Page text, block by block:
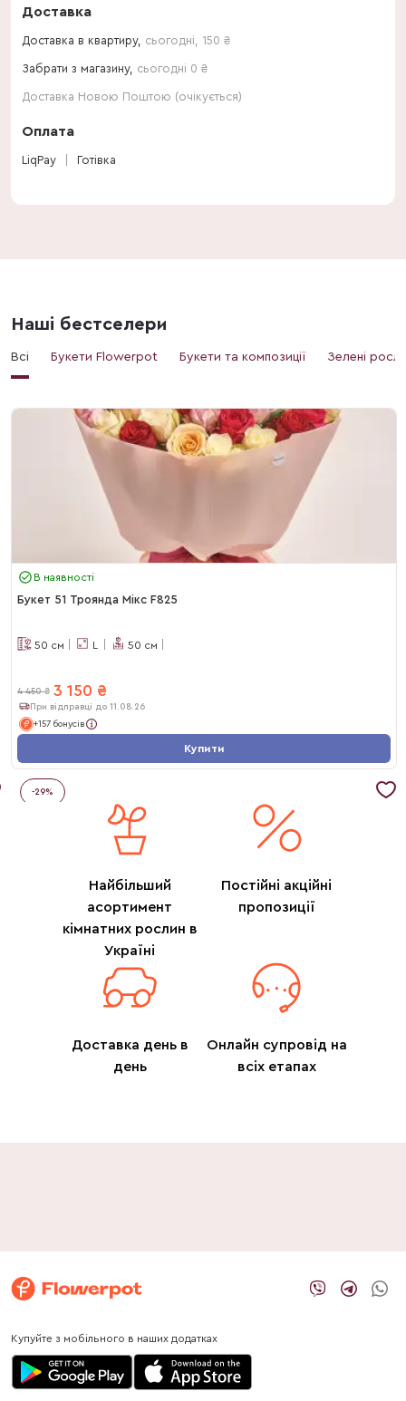
Доставка
Доставка в квартиру, сьогодні 150 ₴
Забрати з магазину, сьогодні 0 ₴
Доставка Новою Поштою (очікується)
Оплата
LiqPay Готівка
Наші бестселери
Всі Букети Flowerpot Букети та композиції Зелені
В наявності
Букет 51 Троянда Мікс F825
50 см L 50 см
4 450 ₴ 3 150 ₴
При відправці до 11.08.26
+157 бонусів
Купити
-29%
Найбільший
асортимент
кімнатних рослин в
Україні
Постійні акційні
пропозиції
Доставка день в
день
Онлайн супровід на
всіх етапах
Купуйте з мобільного в наших додатках